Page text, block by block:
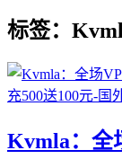
标签：
Kvmla：全